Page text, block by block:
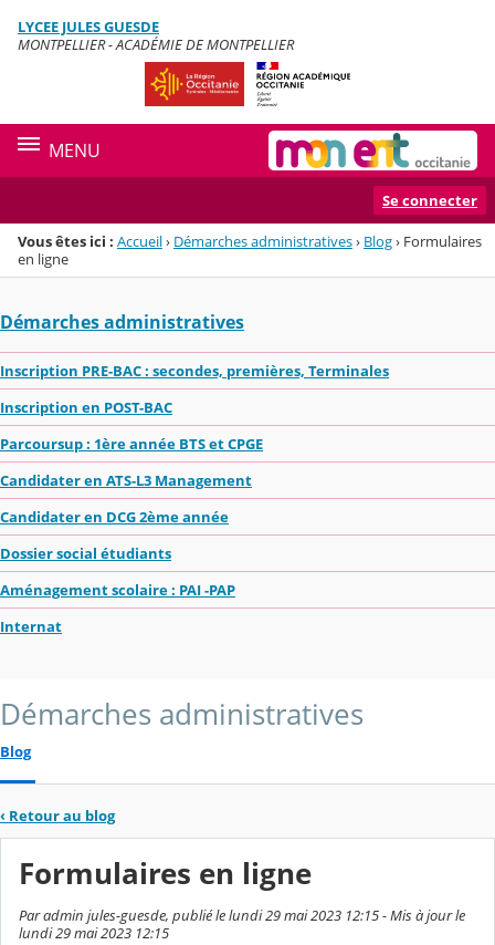
Menu de la rubrique
Contenu
LYCEE JULES GUESDE
MONTPELLIER - ACADÉMIE DE MONTPELLIER
MENU
Se connecter
Vous êtes ici : Accueil› Démarches administratives› Blog› Formulaires
en ligne
Démarches administratives
Inscription PRE-BAC : secondes, premières, Terminales
Inscription en POST-BAC
Parcoursup : 1ère année BTS et CPGE
Candidater en ATS-L3 Management
Candidater en DCG 2ème année
Dossier social étudiants
Aménagement scolaire : PAI -PAP
Internat
Démarches administratives
Blog
‹ Retour au blog
Formulaires en ligne
Par admin jules-guesde, publié le lundi 29 mai 2023 12:15 - Mis à jour le
lundi 29 mai 2023 12:15